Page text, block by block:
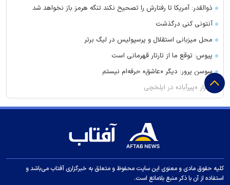
ذوالقدر: آمریکا تا رفتارش را تصحیح نکند تنگه هرمز باز نخواهد شد
آنتونی کنی درگذشت
محل میزبانی استقلال و پرسپولیس در لیگ برتر
پیوس: توقع ما از تارتار قهرمانی است
سوسن پرور: دیگر «عاشق» حرفه‌ام نیستم
اسرار «پیرآباد» در ایلخچی
قیمت امروز طلا چند؟ / سکه در آستانه بازگشت به کانال ۱۸۸ میلیون
فرهاد مجیدی قهرمانی آسیا را به رخ کشید!
سعید آقاخانی و حجازی‌فر در یک سریال تاریخی
اتفاق عجیب در صورت‌های مالی باشگاه استقلال
کلیه حقوق مادی و معنوی این سایت محفوظ و متعلق به خبرگزاری آفتاب می‌باشد و
استفاده از آن با ذکر منبع بلامانع است.